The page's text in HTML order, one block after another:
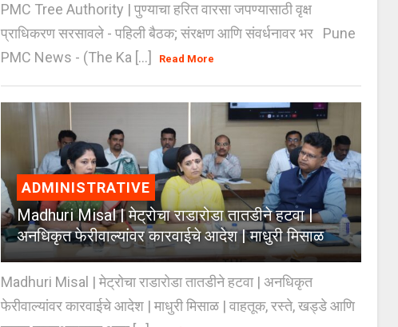
PMC Tree Authority | पुण्याचा हरित वारसा जपण्यासाठी वृक्ष
प्राधिकरण सरसावले - पहिली बैठक; संरक्षण आणि संवर्धनावर भर Pune
PMC News - (The Ka [...]
Read More
ADMINISTRATIVE
Madhuri Misal | मेट्रोचा राडारोडा तातडीने हटवा |
अनधिकृत फेरीवाल्यांवर कारवाईचे आदेश | माधुरी मिसाळ
Madhuri Misal | मेट्रोचा राडारोडा तातडीने हटवा | अनधिकृत
फेरीवाल्यांवर कारवाईचे आदेश | माधुरी मिसाळ | वाहतूक, रस्ते, खड्डे आणि